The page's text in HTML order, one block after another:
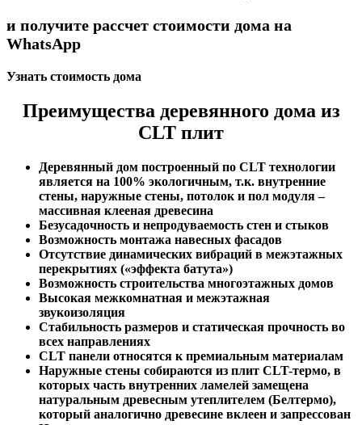
и получите рассчет стоимости дома на
WhatsApp
Узнать стоимость дома
Преимущества деревянного дома из
CLT плит
Деревянный дом построенный по CLT технологии
является на 100% экологичным, т.к. внутренние
стены, наружные стены, потолок и пол модуля –
массивная клееная древесина
Безусадочность и непродуваемость стен и стыков
Возможность монтажа навесных фасадов
Отсутствие динамических вибраций в межэтажных
перекрытиях («эффекта батута»)
Возможность строительства многоэтажных домов
Высокая межкомнатная и межэтажная
звукоизоляция
Стабильность размеров и статическая прочность во
всех направлениях
CLT панели относятся к премиальным материалам
Наружные стены собираются из плит CLT-термо, в
которых часть внутренних ламелей замещена
натуральным древесным утеплителем (Белтермо),
который аналогично древесине вклеен и запрессован